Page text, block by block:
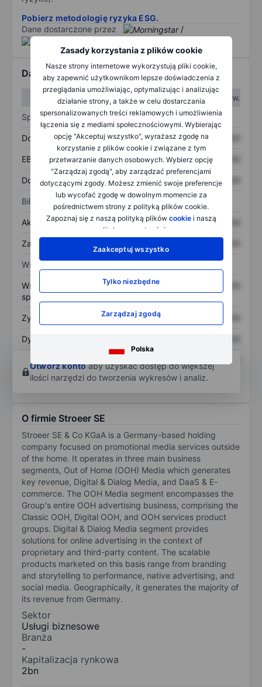
Zasady korzystania z plików cookie
Nasze strony internetowe wykorzystują pliki cookie,
aby zapewnić użytkownikom lepsze doświadczenia z
przeglądania umożliwiając, optymalizując i analizując
działanie strony, a także w celu dostarczania
spersonalizowanych treści reklamowych i umożliwienia
łączenia się z mediami społecznościowymi. Wybierając
opcję "Akceptuj wszystko", wyrażasz zgodę na
korzystanie z plików cookie i związane z tym
przetwarzanie danych osobowych. Wybierz opcję
"Zarządzaj zgodą", aby zarządzać preferencjami
dotyczącymi zgody. Możesz zmienić swoje preferencje
lub wycofać zgodę w dowolnym momencie za
pośrednictwem strony z polityką plików cookie.
Zapoznaj się z naszą polityką plików cookiei naszą
polityką
prywatności
Zaakceptuj wszystko
Tylko niezbędne
Zarządzaj zgodą
Polska
Pobierz metodologię ryzyka ESG.
Dane dostarczone przez
/
Dane finansowe
W I kw.
W II kw.
Sprawozdanie z zysków
Dochód XXXXXXX XXXXXXX
EBITDA XXXXXXX XXXXXXX
Dochód netto XXXXXXX XXXXXXX
Bilans
Aktywa ogółem XXXXXXX XXXXXXX
Zadłużenie ogółem
Wskaźniki
Współczynnik cena do
sprzedaży
XXXXXXX
Zysk na akcję XXXXXXX
Dywidenda na akcję
Zwrot z kapitału
własnego
XXXXXXX
Otwórz kontoaby uzyskać dostęp do większej
ilości narzędzi do tworzenia wykresów i analiz.
O firmie Stroeer SE
Stroeer SE & Co KGaA is a Germany-based holding
company focused on promotional media services outside
of the home. It operates in three main business
segments, Out of Home (OOH) Media which generates
key revenue, Digital & Dialog Media, and DaaS & E-
commerce. The OOH Media segment encompasses the
Group's entire OOH advertising business, comprising the
Classic OOH, Digital OOH, and OOH services product
groups. Digital & Dialog Media segment provides
solutions for online advertising in the context of
proprietary and third-party content. The scalable
products marketed on this basis range from branding
and storytelling to performance, native advertising, and
social media. Geographically, it generates the majority of
its revenue from Germany.
Sektor
Usługi biznesowe
Branża
-
Kapitalizacja rynkowa
2bn